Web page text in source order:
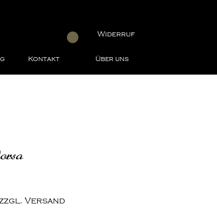
Widerruf
Kontakt Über uns
Versand